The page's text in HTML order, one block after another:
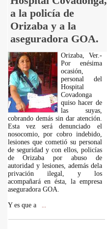
a la policía de
Orizaba y a la
aseguradora GOA.
Orizaba, Ver.-
Por enésima
ocasión,
personal del
Hospital
Covadonga
quiso hacer de
las suyas,
cobrando demás sin dar atención.
Esta vez será denunciado el
nosocomio, por cobro indebido,
lesiones que cometió su personal
de seguridad y con ellos, policías
de Orizaba por abuso de
autoridad y lesiones, además dela
privación ilegal, y los
acompañará en ésta, la empresa
aseguradora GOA.
Y es que a